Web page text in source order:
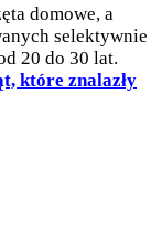
domowe, a
selektywnie
20 do 30 lat.
które znalazły